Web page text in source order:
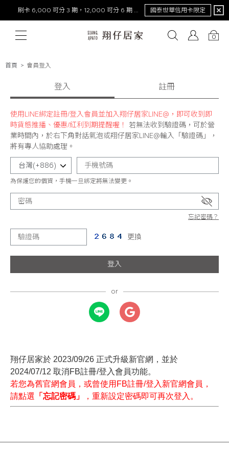
刷卡 6,000 可分 3 期，12,000 可分 6 期 0 利率 國泰世華信用卡限定
0
# 涼被 # 天絲
首頁 會員登入
登入 註冊
使用LINE綁定註冊/登入會員並加入翔仔居家LINE@，即可收到即
時貨態推播、優惠/紅利到期提醒喔！
若無法收到驗證碼，可於營
業時間內，於右下角對話氣泡或翔仔居家LINE@輸入「驗證碼」，
將有專人協助處理。
為保護您的個資，手機一旦綁定將無法變更。
忘記密碼？
更換
登入
翔仔居家於 2023/09/26 正式升級新官網，並於
2024/07/12 取消FB註冊/登入會員功能。
若您為舊官網會員，或曾使用FB註冊/登入新官網會員，
請點選 「忘記密碼」 ，重新設定密碼即可再次登入。